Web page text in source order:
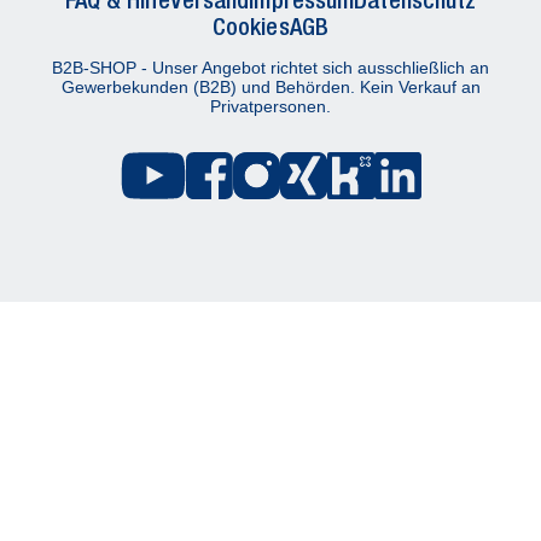
CookiesAGB
B2B-SHOP - Unser Angebot richtet sich ausschließlich an
Gewerbekunden (B2B) und Behörden. Kein Verkauf an
Privatpersonen.